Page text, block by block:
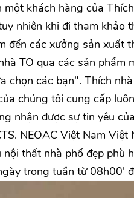
khách hàng của
nhiên khi đi tham khảo
đến các xưởng sản xuất
TO qua các sản phẩm
chọn các bạn". Thích
chúng tôi cung cấp
nhận được sự tin yêu
NEOAC Việt Nam Việt
thất nhà phố đẹp phù
trong tuần từ 08h00'